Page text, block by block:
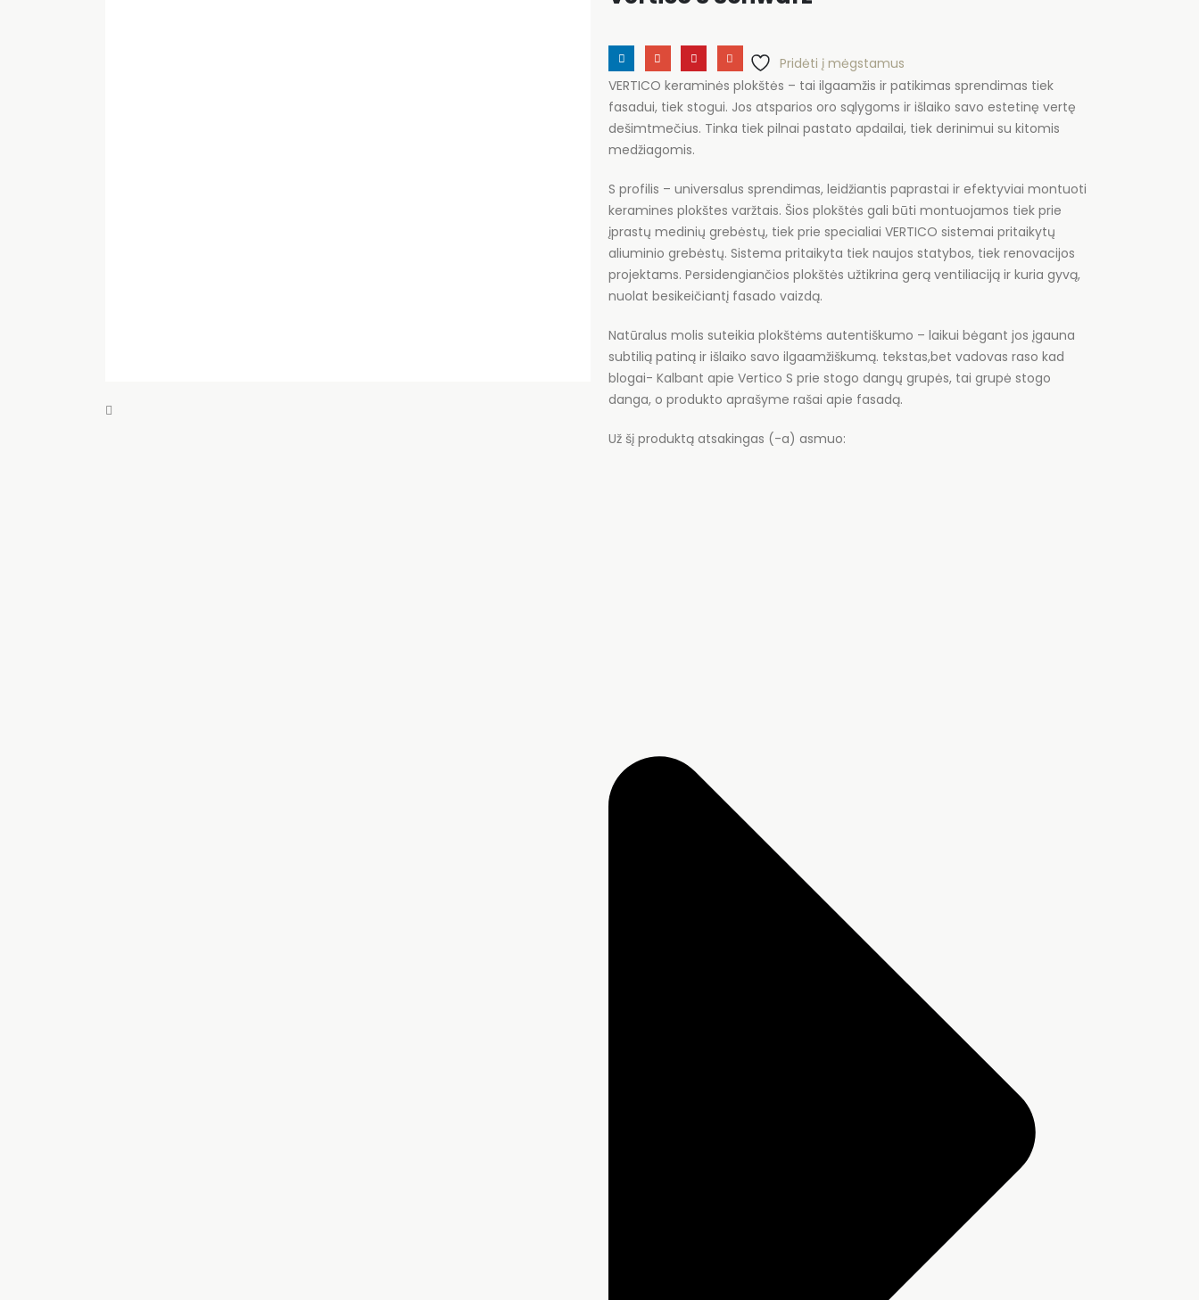
Pridėti į mėgstamus
VERTICO keraminės plokštės – tai ilgaamžis ir patikimas sprendimas tiek
fasadui, tiek stogui. Jos atsparios oro sąlygoms ir išlaiko savo estetinę vertę
dešimtmečius. Tinka tiek pilnai pastato apdailai, tiek derinimui su kitomis
medžiagomis.
S profilis – universalus sprendimas, leidžiantis paprastai ir efektyviai montuoti
keramines plokštes varžtais. Šios plokštės gali būti montuojamos tiek prie
įprastų medinių grebėstų, tiek prie specialiai VERTICO sistemai pritaikytų
aliuminio grebėstų. Sistema pritaikyta tiek naujos statybos, tiek renovacijos
projektams. Persidengiančios plokštės užtikrina gerą ventiliaciją ir kuria gyvą,
nuolat besikeičiantį fasado vaizdą.
Natūralus molis suteikia plokštėms autentiškumo – laikui bėgant jos įgauna
subtilią patiną ir išlaiko savo ilgaamžiškumą. tekstas,bet vadovas raso kad
blogai- Kalbant apie Vertico S prie stogo dangų grupės, tai grupė stogo
danga, o produkto aprašyme rašai apie fasadą.
Už šį produktą atsakingas (-a) asmuo: